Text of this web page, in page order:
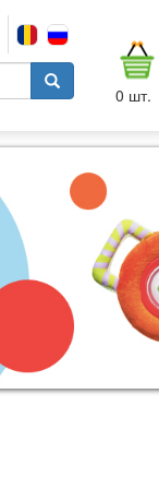
0 шт.